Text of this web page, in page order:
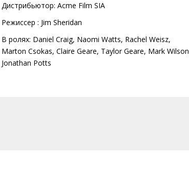
Дистрибьютор: Acme Film SIA
Pежиссер : Jim Sheridan
В ролях: Daniel Craig, Naomi Watts, Rachel Weisz,
Marton Csokas, Claire Geare, Taylor Geare, Mark Wilson
Jonathan Potts